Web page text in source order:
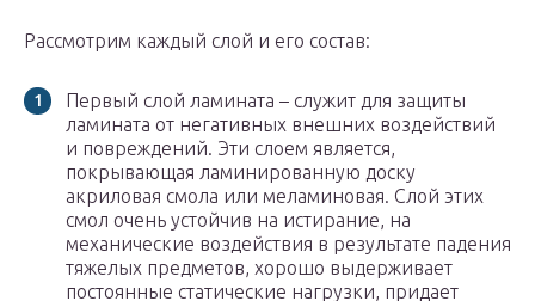
Рассмотрим каждый слой и его состав:
Первый слой ламината – служит для защиты
ламината от негативных внешних воздействий
и повреждений. Эти слоем является,
покрывающая ламинированную доску
акриловая смола или меламиновая. Слой этих
смол очень устойчив на истирание, на
механические воздействия в результате падения
тяжелых предметов, хорошо выдерживает
постоянные статические нагрузки, придает